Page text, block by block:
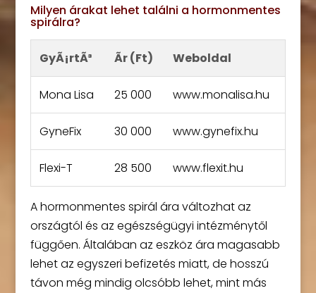
Milyen árakat lehet találni a hormonmentes
spirálra?
GyÃ¡rtÃ³ Ãr (Ft) Weboldal
Mona Lisa 25 000 www.monalisa.hu
GyneFix 30 000 www.gynefix.hu
Flexi-T 28 500 www.flexit.hu
A hormonmentes spirál ára változhat az
országtól és az egészségügyi intézménytől
függően. Általában az eszköz ára magasabb
lehet az egyszeri befizetés miatt, de hosszú
távon még mindig olcsóbb lehet, mint más